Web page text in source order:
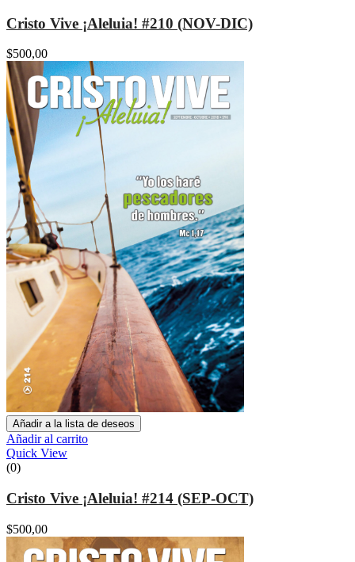
Cristo Vive ¡Aleluia! #210 (NOV-DIC)
$500,00
Añadir a la lista de deseos
Añadir al carrito
Quick View
(0)
Cristo Vive ¡Aleluia! #214 (SEP-OCT)
$500,00